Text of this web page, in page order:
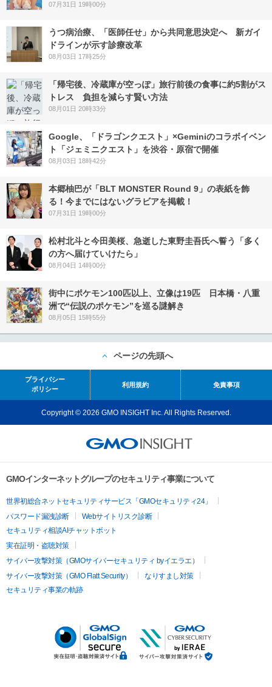
07月31日 19時00分
うつ病治療、「医師任せ」から共同意思決定へ 新ガイ
ドラインが示す診療改革
08月03日 17時25分
「帰宅後、冷蔵庫が空っぽ」旅行前後の食事に約5割がス
トレス 負担を減らす賢い方法
08月01日 20時33分
Google、「ドラゴンクエスト」×Geminiのコラボイベン
ト「ジェミニクエスト」を渋谷・原宿で開催
08月03日 18時42分
本郷柚巴が「BLT MONSTER Round 9」の表紙を飾
る！今までにはないグラビアを掲載！
07月31日 19時00分
松村北斗と今田美桜、急逝した東野圭吾氏へ誓う「多く
の方へ届けていけたら」
08月04日 14時00分
街中にポケモン100匹以上、立像は19匹 日本橋・八重
洲で“伝説のポケモン”を巡る謎解き
08月05日 15時55分
ページの先頭へ
プライバシー
ポリシー
利用規約 免責事項
Copyright © 2026 GMO INSIGHT Inc. All Rights Reserved.
GMOインターネットグループのセキュリティ事業について
世界初総合ネットセキュリティサービス「GMOセキュリティ24」
パスワード漏洩診断
Webサイトリスク診断
セキュリティ相談AIチャットボット
実在証明・盗聴対策
サイバー攻撃対策（GMOサイバーセキュリティ byイエラエ）
サイバー攻撃対策（GMO Flatt Security）
なりすまし対策
セキュリティ事業の軌跡